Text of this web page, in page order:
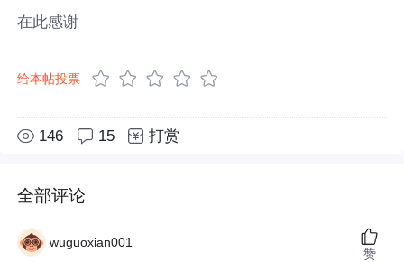
在此感谢
给本帖投票
146 15 打赏
全部评论
wuguoxian001
赞